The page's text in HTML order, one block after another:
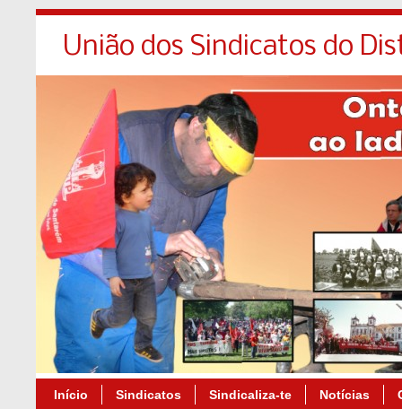
União dos Sindicatos do
Início Sindicatos Sindicaliza-te Notícias